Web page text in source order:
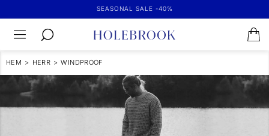
SEASONAL SALE -40%
HEM > HERR > WINDPROOF